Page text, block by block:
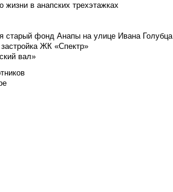
в анапских трехэтажках
старый фонд Анапы на улице Ивана Голубца
ЖК «Спектр»
вал»